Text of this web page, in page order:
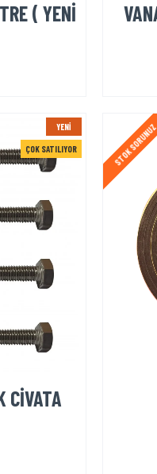
( YENİ
YENI
ÇOK SATILIYOR
CİVATA
STOK SORUNUZ